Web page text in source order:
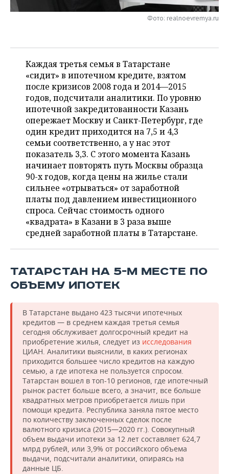
ОПК
ТЕЛЕКОММУНИКАЦИИ
БИЗНЕС-БРАНЧИ
ONLINE-КОНФЕРЕНЦИИ
ОТКРЫТАЯ ЛЕКЦИЯ
ФУТБОЛ
ХОККЕЙ
БАСКЕТБОЛ
ВОЛЕЙБОЛ
КИБЕРСПОРТ
ФИГУРНОЕ КАТАНИЕ
ВОДНЫЕ ВИДЫ СПОРТА
ХОККЕЙ С МЯЧОМ
НОВОСТИ ОБЩЕСТВА
ВЛАСТЬ
ИНФРАСТРУКТУРА
ИСТОРИЯ
КУЛЬТУРА
МЕДИЦИНА
ОБРАЗОВАНИЕ
ПРОИСШЕСТВИЯ
ФОТОГАЛЕРЕЯ
СЮЖЕТЫ
СПРАВОЧНИК
СПИСОК ПЕРСОН
СПИСОК КОМПАНИЙ
ПОЛНАЯ ВЕРСИЯ
Фото: realnoevremya.ru
Каждая третья семья в Татарстане
«сидит» в ипотечном кредите, взятом
после кризисов 2008 года и 2014—2015
годов, подсчитали аналитики. По уровню
ипотечной закредитованности Казань
опережает Москву и Санкт-Петербург, где
один кредит приходится на 7,5 и 4,3
семьи соответственно, а у нас этот
показатель 3,3. С этого момента Казань
начинает повторять путь Москвы образца
90-х годов, когда цены на жилье стали
сильнее «отрываться» от заработной
платы под давлением инвестиционного
спроса. Сейчас стоимость одного
«квадрата» в Казани в 3 раза выше
средней заработной платы в Татарстане.
ТАТАРСТАН НА 5-М МЕСТЕ ПО
ОБЪЕМУ ИПОТЕК
В Татарстане выдано 423 тысячи ипотечных
кредитов — в среднем каждая третья семья
сегодня обслуживает долгосрочный кредит на
приобретение жилья, следует из исследования
ЦИАН. Аналитики выяснили, в каких регионах
приходится большее число кредитов на каждую
семью, а где ипотека не пользуется спросом.
Татарстан вошел в топ-10 регионов, где ипотечный
рынок растет больше всего, а значит, все больше
квадратных метров приобретается лишь при
помощи кредита. Республика заняла пятое место
по количеству заключенных сделок после
валютного кризиса (2015—2020 гг.). Совокупный
объем выдачи ипотеки за 12 лет составляет 624,7
млрд рублей, или 3,9% от российского объема
выдачи, подсчитали аналитики, опираясь на
данные ЦБ.